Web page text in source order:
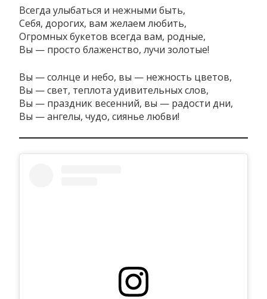
Всегда улыбаться и нежными быть,
Себя, дорогих, вам желаем любить,
Огромных букетов всегда вам, родные,
Вы — просто блаженство, лучи золотые!
Вы — солнце и небо, вы — нежность цветов,
Вы — свет, теплота удивительных слов,
Вы — праздник весенний, вы — радости дни,
Вы — ангелы, чудо, сиянье любви!